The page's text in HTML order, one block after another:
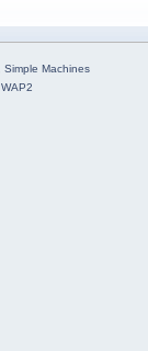
Simple Machines
WAP2